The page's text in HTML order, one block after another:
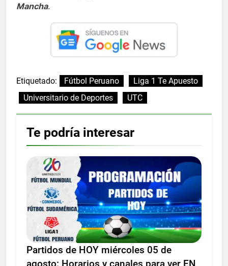
Mancha.
Etiquetado: Fútbol Peruano
Liga 1 Te Apuesto
Universitario de Deportes
UTC
Te podría interesar
Partidos de HOY miércoles 05 de